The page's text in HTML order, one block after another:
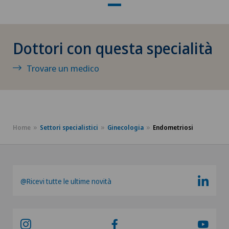
Malattie della retina e maculopatie
Dottori con questa specialità
Trovare un medico
Home Settori specialistici Ginecologia Endometriosi
@Ricevi tutte le ultime novità